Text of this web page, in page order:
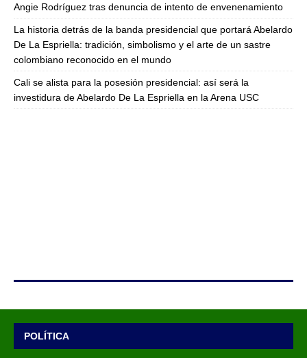
Angie Rodríguez tras denuncia de intento de envenenamiento
La historia detrás de la banda presidencial que portará Abelardo
De La Espriella: tradición, simbolismo y el arte de un sastre
colombiano reconocido en el mundo
Cali se alista para la posesión presidencial: así será la
investidura de Abelardo De La Espriella en la Arena USC
POLÍTICA